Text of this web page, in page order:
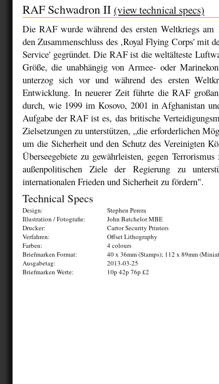
RAF Schwadron II (view technical specs)
Die RAF wurde während des ersten Weltkriegs
den Zusammenschluss des ‚Royal Flying Corps' mit
Service' gegründet. Die RAF ist die weltälteste
Größe, die unabhängig von Armee- oder
unterzog sich vor und während des ersten
Entwicklung. In neuerer Zeit führte die RAF
durch, wie 1999 im Kosovo, 2001 in Afghanistan
Aufgabe der RAF ist es, das britische
Zielsetzungen zu unterstützen, „die erforderlichen
um die Sicherheit und den Schutz des Vereinigten
Überseegebiete zu gewährleisten, gegen
außenpolitischen Ziele der Regierung zu
internationalen Frieden und Sicherheit zu fördern".
Technical Specs
Design:
Stephen Perera
Illustration / Fotografie:
John Batchelor MBE
Drucker:
Cartor Security Printers
Verfahren:
Offset Lithography
Farben:
4 colours
Briefmarken Format:
40 x 36mm (Stamps); 112 x 89mm
Ausgabetag:
2013-03-25
Briefmarken Werte:
10p 42p 76p £2